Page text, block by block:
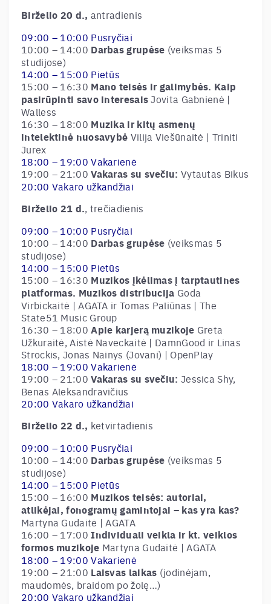
Birželio 20 d., antradienis
09:00 – 10:00 Pusryčiai
10:00 – 14:00 Darbas grupėse (veiksmas 5
studijose)
14:00 – 15:00 Pietūs
15:00 – 16:30 Mano teisės ir galimybės. Kaip
pasirūpinti savo interesaisJovita Gabnienė |
Walless
16:30 – 18:00 Muzika ir kitų asmenų
intelektinė nuosavybė Vilija Viešūnaitė | Triniti
Jurex
18:00 – 19:00 Vakarienė
19:00 – 21:00Vakaras su svečiu: Vytautas Bikus
20:00 Vakaro užkandžiai
Birželio 21 d., trečiadienis
09:00 – 10:00 Pusryčiai
10:00 – 14:00 Darbas grupėse (veiksmas 5
studijose)
14:00 – 15:00 Pietūs
15:00 – 16:30 Muzikos įkėlimas į tarptautines
platformas. Muzikos distribucija Goda
Virbickaitė | AGATA ir Tomas Paliūnas | The
State51 Music Group
16:30 – 18:00Apie karjerą muzikoje Greta
Užkuraitė, Aistė Naveckaitė | DamnGood ir Linas
Strockis, Jonas Nainys (Jovani) | OpenPlay
18:00 – 19:00 Vakarienė
19:00 – 21:00Vakaras su svečiu: Jessica Shy,
Benas Aleksandravičius
20:00 Vakaro užkandžiai
Birželio 22 d., ketvirtadienis
09:00 – 10:00 Pusryčiai
10:00 – 14:00 Darbas grupėse (veiksmas 5
studijose)
14:00 – 15:00 Pietūs
15:00 – 16:00 Muzikos teisės: autoriai,
atlikėjai, fonogramų gamintojai – kas yra kas?
Martyna Gudaitė | AGATA
16:00 – 17:00Individuali veikla ir kt. veiklos
formos muzikoje Martyna Gudaitė | AGATA
18:00 – 19:00 Vakarienė
19:00 – 21:00 Laisvas laikas (jodinėjam,
maudomės, braidom po žolę…)
20:00 Vakaro užkandžiai